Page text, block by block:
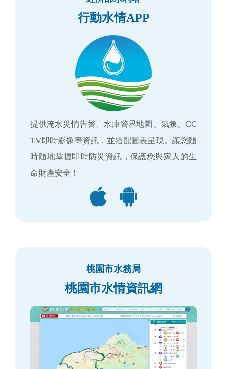
行動水情APP
提供淹水災情告警、水庫警界地圖、氣象、CC
TV即時影像等資訊，並搭配圖表呈現。讓您隨
時隨地掌握即時防災資訊，保護您與家人的生
命財產安全！
桃園市水務局
桃園市水情資訊網